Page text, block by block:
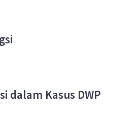
dalam Kasus DWP